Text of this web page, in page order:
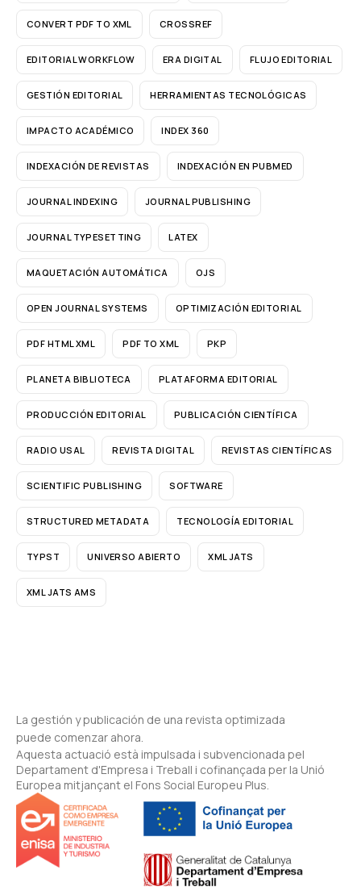
CONVERT PDF TO XML CROSSREF
EDITORIAL WORKFLOW ERA DIGITAL FLUJO EDITORIAL
GESTIÓN EDITORIAL HERRAMIENTAS TECNOLÓGICAS
IMPACTO ACADÉMICO INDEX 360
INDEXACIÓN DE REVISTAS INDEXACIÓN EN PUBMED
JOURNAL INDEXING JOURNAL PUBLISHING
JOURNAL TYPESETTING LATEX
MAQUETACIÓN AUTOMÁTICA OJS
OPEN JOURNAL SYSTEMS OPTIMIZACIÓN EDITORIAL
PDF HTML XML PDF TO XML PKP
PLANETA BIBLIOTECA PLATAFORMA EDITORIAL
PRODUCCIÓN EDITORIAL PUBLICACIÓN CIENTÍFICA
RADIO USAL REVISTA DIGITAL REVISTAS CIENTÍFICAS
SCIENTIFIC PUBLISHING SOFTWARE
STRUCTURED METADATA TECNOLOGÍA EDITORIAL
TYPST UNIVERSO ABIERTO XML JATS
XML JATS AMS
La gestión y publicación de una revista optimizada
puede comenzar ahora.
Aquesta actuació està impulsada i subvencionada pel
Departament d'Empresa i Treball i cofinançada per la Unió
Europea mitjançant el Fons Social Europeu Plus.